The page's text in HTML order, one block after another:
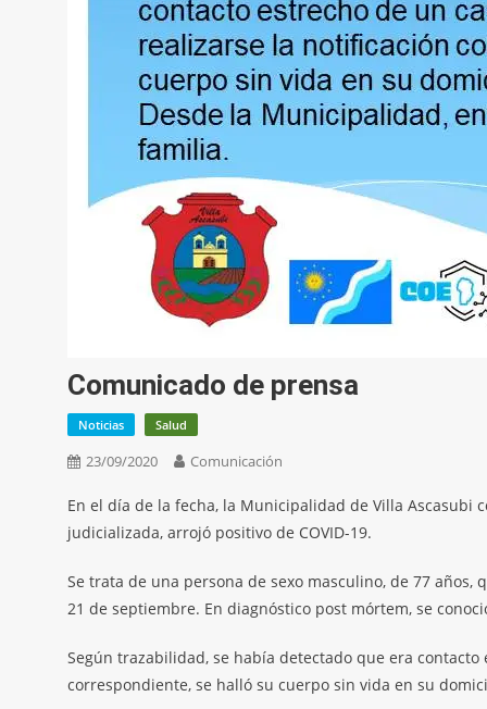
Comunicado de prensa
Noticias Salud
23/09/2020 Comunicación
En el día de la fecha, la Municipalidad de Villa Ascasubi
judicializada, arrojó positivo de COVID-19.
Se trata de una persona de sexo masculino, de 77
21 de septiembre. En diagnóstico post mórtem, se
Según trazabilidad, se había detectado que era
correspondiente, se halló su cuerpo sin vida en su